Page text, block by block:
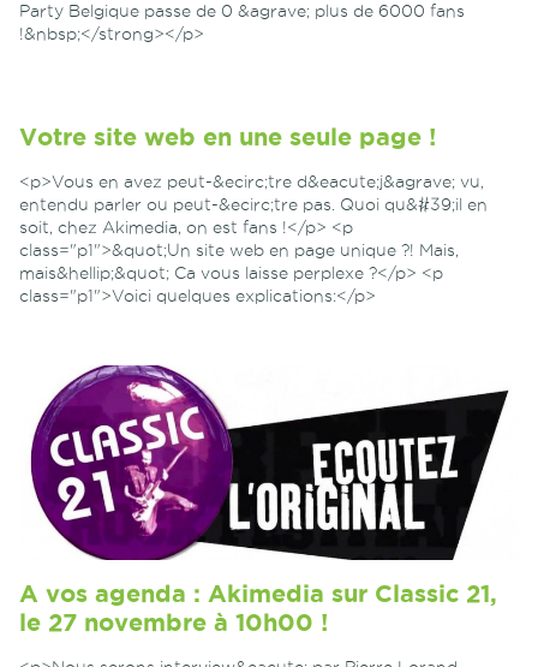
Party Belgique passe de 0 &agrave; plus de 6000 fans
!&nbsp;</strong></p>
Votre site web en une seule page !
<p>Vous en avez peut-&ecirc;tre d&eacute;j&agrave; vu,
entendu parler ou peut-&ecirc;tre pas. Quoi qu&#39;il en
soit, chez Akimedia, on est fans !</p> <p
class="p1">&quot;Un site web en page unique ?! Mais,
mais&hellip;&quot; Ca vous laisse perplexe ?</p> <p
class="p1">Voici quelques explications:</p>
A vos agenda : Akimedia sur Classic 21,
le 27 novembre à 10h00 !